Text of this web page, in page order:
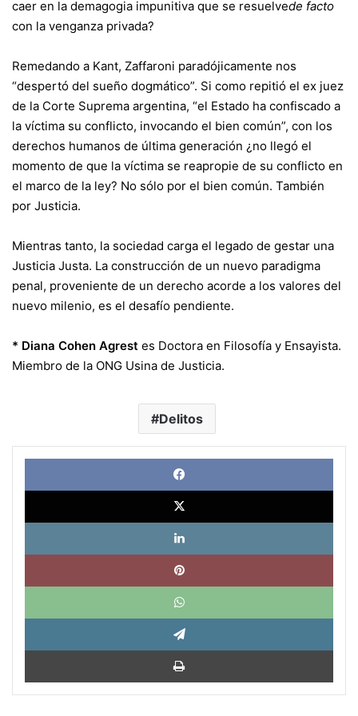
caer en la demagogia impunitiva que se resuelvede facto
con la venganza privada?
Remedando a Kant, Zaffaroni paradójicamente nos
“despertó del sueño dogmático”. Si como repitió el ex juez
de la Corte Suprema argentina, “el Estado ha confiscado a
la víctima su conflicto, invocando el bien común”, con los
derechos humanos de última generación ¿no llegó el
momento de que la víctima se reapropie de su conflicto en
el marco de la ley? No sólo por el bien común. También
por Justicia.
Mientras tanto, la sociedad carga el legado de gestar una
Justicia Justa. La construcción de un nuevo paradigma
penal, proveniente de un derecho acorde a los valores del
nuevo milenio, es el desafío pendiente.
* Diana Cohen Agrest es Doctora en Filosofía y Ensayista.
Miembro de la ONG Usina de Justicia.
Delitos
X